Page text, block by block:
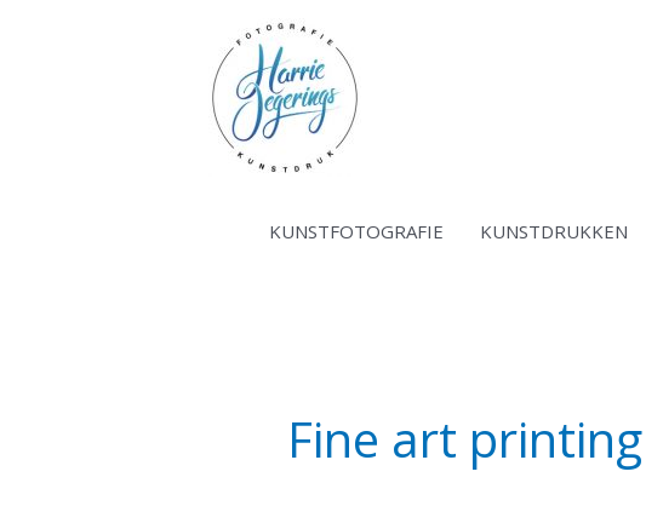
KUNSTFOTOGRAFIE KUNSTDRUKKEN
Fine art printing